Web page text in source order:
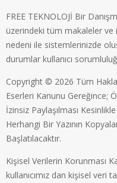
FREE TEKNOLOJİ Bir
üzerindeki tüm makaleler ve
nedeni ile sistemlerinizde
durumlar kullanıcı
Copyright © 2026 Tüm
Eserleri Kanunu Gereğince;
İzinsiz Paylaşılması
Herhangi Bir Yazının
Başlatılacaktır.
Kişisel Verilerin Korunması
kullanıcımız dan kişisel